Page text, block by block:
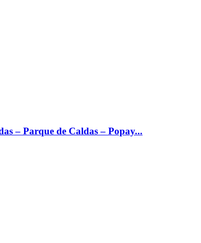
– Parque de Caldas – Popay...